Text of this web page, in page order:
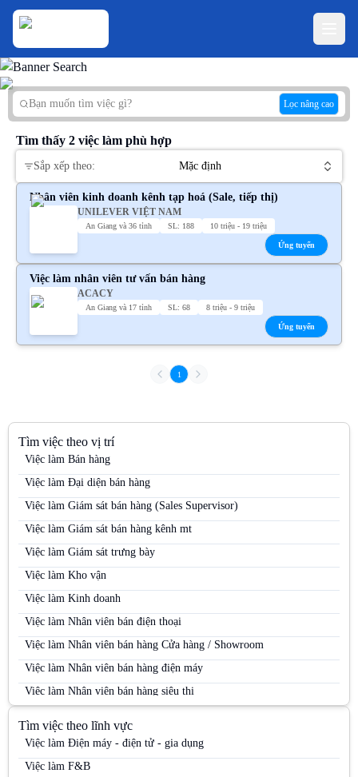
Lọc nâng cao
Tìm thấy 2 việc làm phù hợp
Sắp xếp theo: Mặc định
Nhân viên kinh doanh kênh tạp hoá (Sale, tiếp thị)
UNILEVER VIỆT NAM
An Giang và 36 tỉnh SL: 188 10 triệu - 19 triệu
Ứng tuyển
Việc làm nhân viên tư vấn bán hàng
ACACY
An Giang và 17 tỉnh SL: 68 8 triệu - 9 triệu
Ứng tuyển
1
Tìm việc theo vị trí
Việc làm Bán hàng
Việc làm Đại diện bán hàng
Việc làm Giám sát bán hàng (Sales Supervisor)
Việc làm Giám sát bán hàng kênh mt
Việc làm Giám sát trưng bày
Việc làm Kho vận
Việc làm Kinh doanh
Việc làm Nhân viên bán điện thoại
Việc làm Nhân viên bán hàng Cửa hàng / Showroom
Việc làm Nhân viên bán hàng điện máy
Việc làm Nhân viên bán hàng siêu thị
Việc làm Nhân viên bán hàng trung tâm thương mại
Việc làm Nhân viên kinh doanh
Tìm việc theo lĩnh vực
Việc làm Điện máy - điện tử - gia dụng
Việc làm F&B